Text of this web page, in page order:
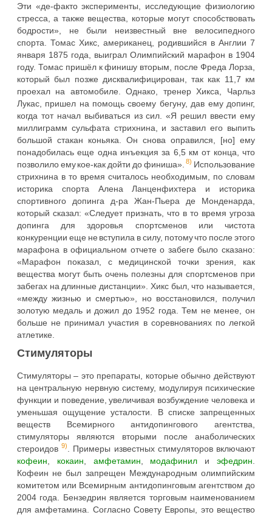
Эти «де-факто эксперименты, исследующие физиологию
стресса, а также вещества, которые могут способствовать
бодрости», не были неизвестный вне велосипедного
спорта. Томас Хикс, американец, родившийся в Англии 7
января 1875 года, выиграл Олимпийский марафон в 1904
году. Томас пришёл к финишу вторым, после Фреда Лорза,
который был позже дисквалифицирован, так как 11,7 км
проехал на автомобиле. Однако, тренер Хикса, Чарльз
Лукас, пришел на помощь своему бегуну, дав ему допинг,
когда тот начал выбиваться из сил. «Я решил ввести ему
миллиграмм сульфата стрихнина, и заставил его выпить
большой стакан коньяка. Он снова оправился, [но] ему
понадобилась еще одна инъекция за 6,5 км от конца, что
позволило ему кое-как дойти до финиша».8) Использование
стрихнина в то время считалось необходимым, по словам
историка спорта Алена Ланценфихтера и историка
спортивного допинга д-ра Жан-Пьера де Монденарда,
который сказал: «Следует признать, что в то время угроза
допинга для здоровья спортсменов или чистота
конкуренции еще не вступила в силу, потому что после этого
марафона в официальном отчете о забеге было сказано:
«Марафон показал, с медицинской точки зрения, как
вещества могут быть очень полезны для спортсменов при
забегах на длинные дистанции». Хикс был, что называется,
«между жизнью и смертью», но восстановился, получил
золотую медаль и дожил до 1952 года. Тем не менее, он
больше не принимал участия в соревнованиях по легкой
атлетике.
Стимуляторы
Стимуляторы – это препараты, которые обычно действуют
на центральную нервную систему, модулируя психические
функции и поведение, увеличивая возбуждение человека и
уменьшая ощущение усталости. В списке запрещенных
веществ Всемирного антидопингового агентства,
стимуляторы являются вторыми после анаболических
стероидов9)
. Примеры известных стимуляторов включают
кофеин
кокаин амфетамин модафинил и эфедрин
Кофеин не был запрещен Международным олимпийским
комитетом или Всемирным антидопинговым агентством до
2004 года. Бензедрин является торговым наименованием
для амфетамина. Согласно Совету Европы, это вещество